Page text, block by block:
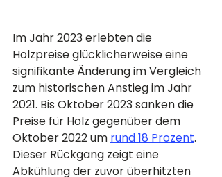
Im Jahr 2023 erlebten die
Holzpreise glücklicherweise eine
signifikante Änderung im Vergleich
zum historischen Anstieg im Jahr
2021. Bis Oktober 2023 sanken die
Preise für Holz gegenüber dem
Oktober 2022 um rund 18 Prozent​​.
Dieser Rückgang zeigt eine
Abkühlung der zuvor überhitzten